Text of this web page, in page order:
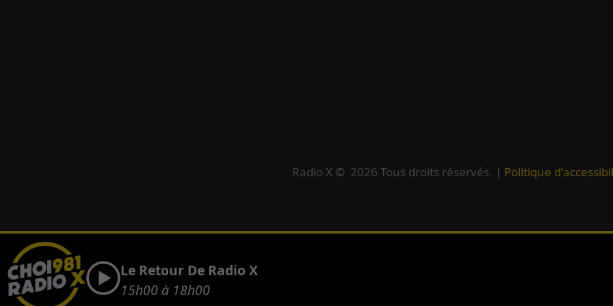
Radio X © 2026 Tous droits réservés. | Politique
Le Retour De Radio X
15h00 à 18h00